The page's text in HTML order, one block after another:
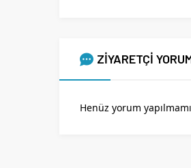
ZİYARETÇİ
Henüz yorum